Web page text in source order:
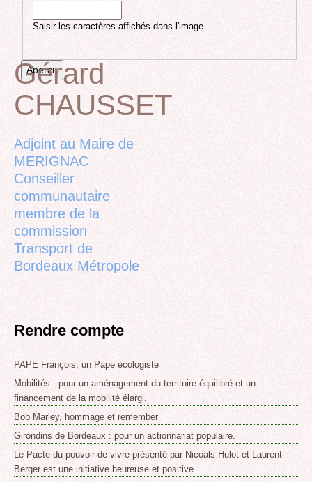
Saisir les caractères affichés dans l'image.
Back
to
Gérard
CHAUSSET
Adjoint au Maire de
MERIGNAC
Conseiller
communautaire
membre de la
commission
Transport de
Bordeaux Métropole
Rendre compte
PAPE François, un Pape écologiste
Mobilités : pour un aménagement du territoire équilibré et un
financement de la mobilité élargi.
Bob Marley, hommage et remember
Girondins de Bordeaux : pour un actionnariat populaire.
Le Pacte du pouvoir de vivre présenté par Nicoals Hulot et Laurent
Berger est une initiative heureuse et positive.